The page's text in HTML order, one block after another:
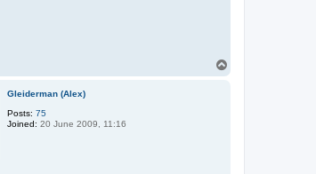
Gleiderman (Alex)
Posts: 75
Joined: 20 June 2009, 11:16